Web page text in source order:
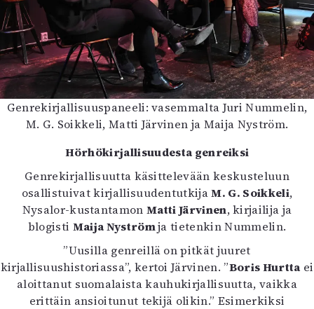
Genrekirjallisuuspaneeli: vasemmalta Juri Nummelin,
M. G. Soikkeli, Matti Järvinen ja Maija Nyström.
Hörhökirjallisuudesta genreiksi
Genrekirjallisuutta käsittelevään keskusteluun
osallistuivat kirjallisuudentutkijaM. G. Soikkeli,
Nysalor-kustantamonMatti Järvinen, kirjailija ja
blogisti Maija Nyströmja tietenkin Nummelin.
”Uusilla genreillä on pitkät juuret
kirjallisuushistoriassa”, kertoi Järvinen. ”Boris Hurtta ei
aloittanut suomalaista kauhukirjallisuutta, vaikka
erittäin ansioitunut tekijä olikin.” Esimerkiksi